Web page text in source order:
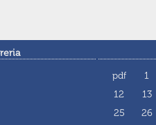
pdf
1
12
13
25
26